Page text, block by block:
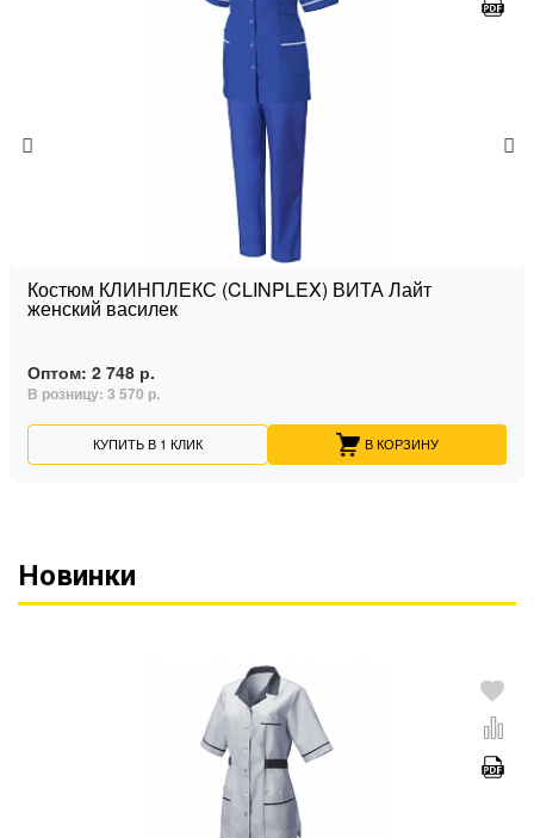
Костюм КЛИНПЛЕКС (CLINPLEX) ВИТА Лайт
женский василек
Оптом: 2 748 р.
В розницу: 3 570 р.
КУПИТЬ В 1 КЛИК В КОРЗИНУ
Новинки